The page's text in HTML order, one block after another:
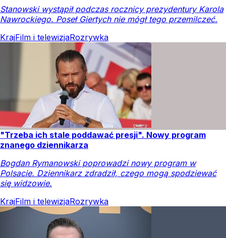
Stanowski wystąpił podczas rocznicy prezydentury Karola
Nawrockiego. Poseł Giertych nie mógł tego przemilczeć.
KrajFilm i telewizjaRozrywka
"Trzeba ich stale poddawać presji". Nowy program
znanego dziennikarza
Bogdan Rymanowski poprowadzi nowy program w
Polsacie. Dziennikarz zdradził, czego mogą spodziewać
się widzowie.
KrajFilm i telewizjaRozrywka